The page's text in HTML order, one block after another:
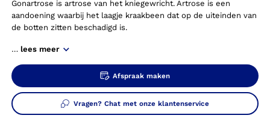
Gonartrose is artrose van het kniegewricht. Artrose is een
aandoening waarbij het laagje kraakbeen dat op de uiteinden van
de botten zitten beschadigd is.
…lees meer
Afspraak maken
Vragen? Chat met onze klantenservice